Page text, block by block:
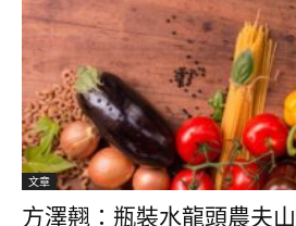
文章
方澤翹：瓶裝水龍頭農夫